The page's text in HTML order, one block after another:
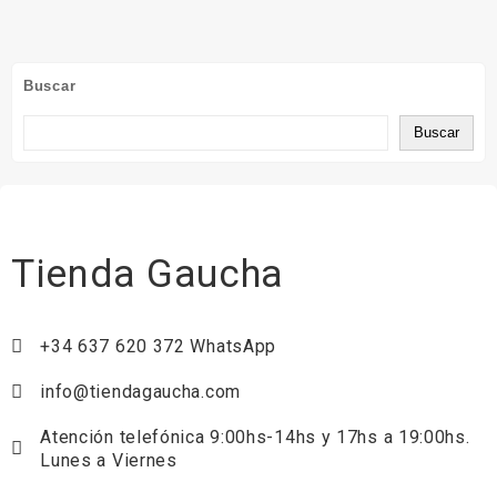
Buscar
Buscar
Tienda Gaucha
+34 637 620 372 WhatsApp
info@tiendagaucha.com
Atención telefónica 9:00hs-14hs y 17hs a 19:00hs.
Lunes a Viernes